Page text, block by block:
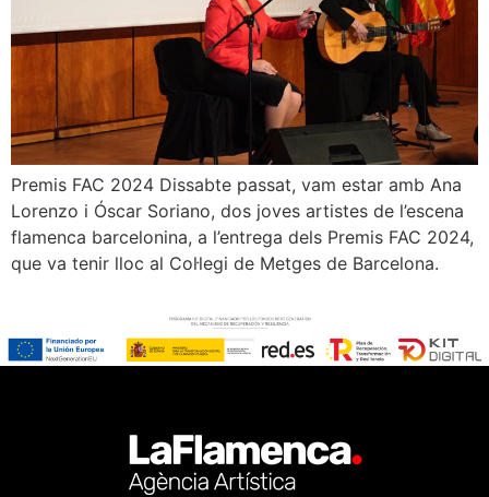
Premis FAC 2024 Dissabte passat, vam estar amb Ana
Lorenzo i Óscar Soriano, dos joves artistes de l’escena
flamenca barcelonina, a l’entrega dels Premis FAC 2024,
que va tenir lloc al Col·legi de Metges de Barcelona.